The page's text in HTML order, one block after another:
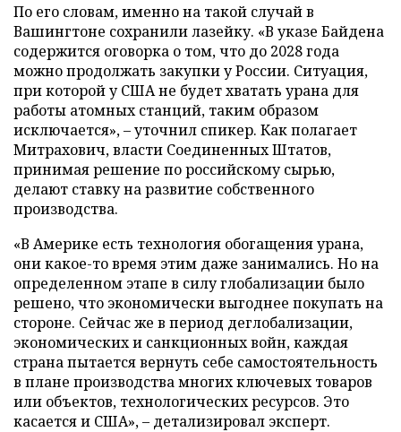
По его словам, именно на такой случай в
Вашингтоне сохранили лазейку. «В указе Байдена
содержится оговорка о том, что до 2028 года
можно продолжать закупки у России. Ситуация,
при которой у США не будет хватать урана для
работы атомных станций, таким образом
исключается», – уточнил спикер. Как полагает
Митрахович, власти Соединенных Штатов,
принимая решение по российскому сырью,
делают ставку на развитие собственного
производства.
«В Америке есть технология обогащения урана,
они какое-то время этим даже занимались. Но на
определенном этапе в силу глобализации было
решено, что экономически выгоднее покупать на
стороне. Сейчас же в период деглобализации,
экономических и санкционных войн, каждая
страна пытается вернуть себе самостоятельность
в плане производства многих ключевых товаров
или объектов, технологических ресурсов. Это
касается и США», – детализировал эксперт.